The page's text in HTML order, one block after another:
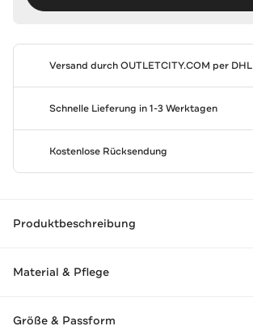
Versand durchOUTLETCITY.COM per DHL
Schnelle Lieferung in 1-3 Werktagen
Kostenlose Rücksendung
Produktbeschreibung
Material & Pflege
Größe & Passform